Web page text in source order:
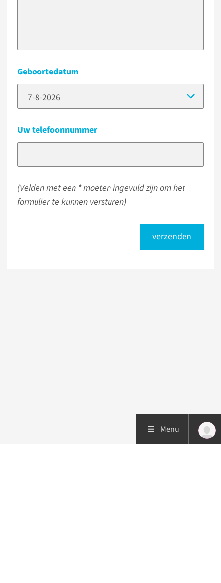
Geboortedatum
Uw telefoonnummer
(Velden met een * moeten ingevuld zijn om het
formulier te kunnen versturen)
verzenden
Menu